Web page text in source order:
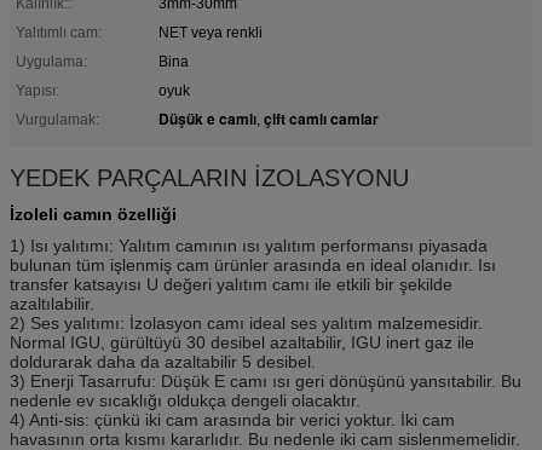
Kalınlık::
3mm-30mm
Yalıtımlı cam:
NET veya renkli
Uygulama:
Bina
Yapısı:
oyuk
Vurgulamak:
Düşük e camlı, çift camlı camlar
YEDEK PARÇALARIN İZOLASYONU
İzoleli camın özelliği
1) Isı yalıtımı: Yalıtım camının ısı yalıtım performansı piyasada
bulunan tüm işlenmiş cam ürünler arasında en ideal olanıdır. Isı
transfer katsayısı U değeri yalıtım camı ile etkili bir şekilde
azaltılabilir.
2) Ses yalıtımı: İzolasyon camı ideal ses yalıtım malzemesidir.
Normal IGU, gürültüyü 30 desibel azaltabilir, IGU inert gaz ile
doldurarak daha da azaltabilir 5 desibel.
3) Enerji Tasarrufu: Düşük E camı ısı geri dönüşünü yansıtabilir. Bu
nedenle ev sıcaklığı oldukça dengeli olacaktır.
4) Anti-sis: çünkü iki cam arasında bir verici yoktur. İki cam
havasının orta kısmı kararlıdır. Bu nedenle iki cam sislenmemelidir.